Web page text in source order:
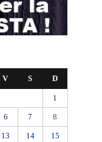
V S D
1
6 7 8
13 14 15